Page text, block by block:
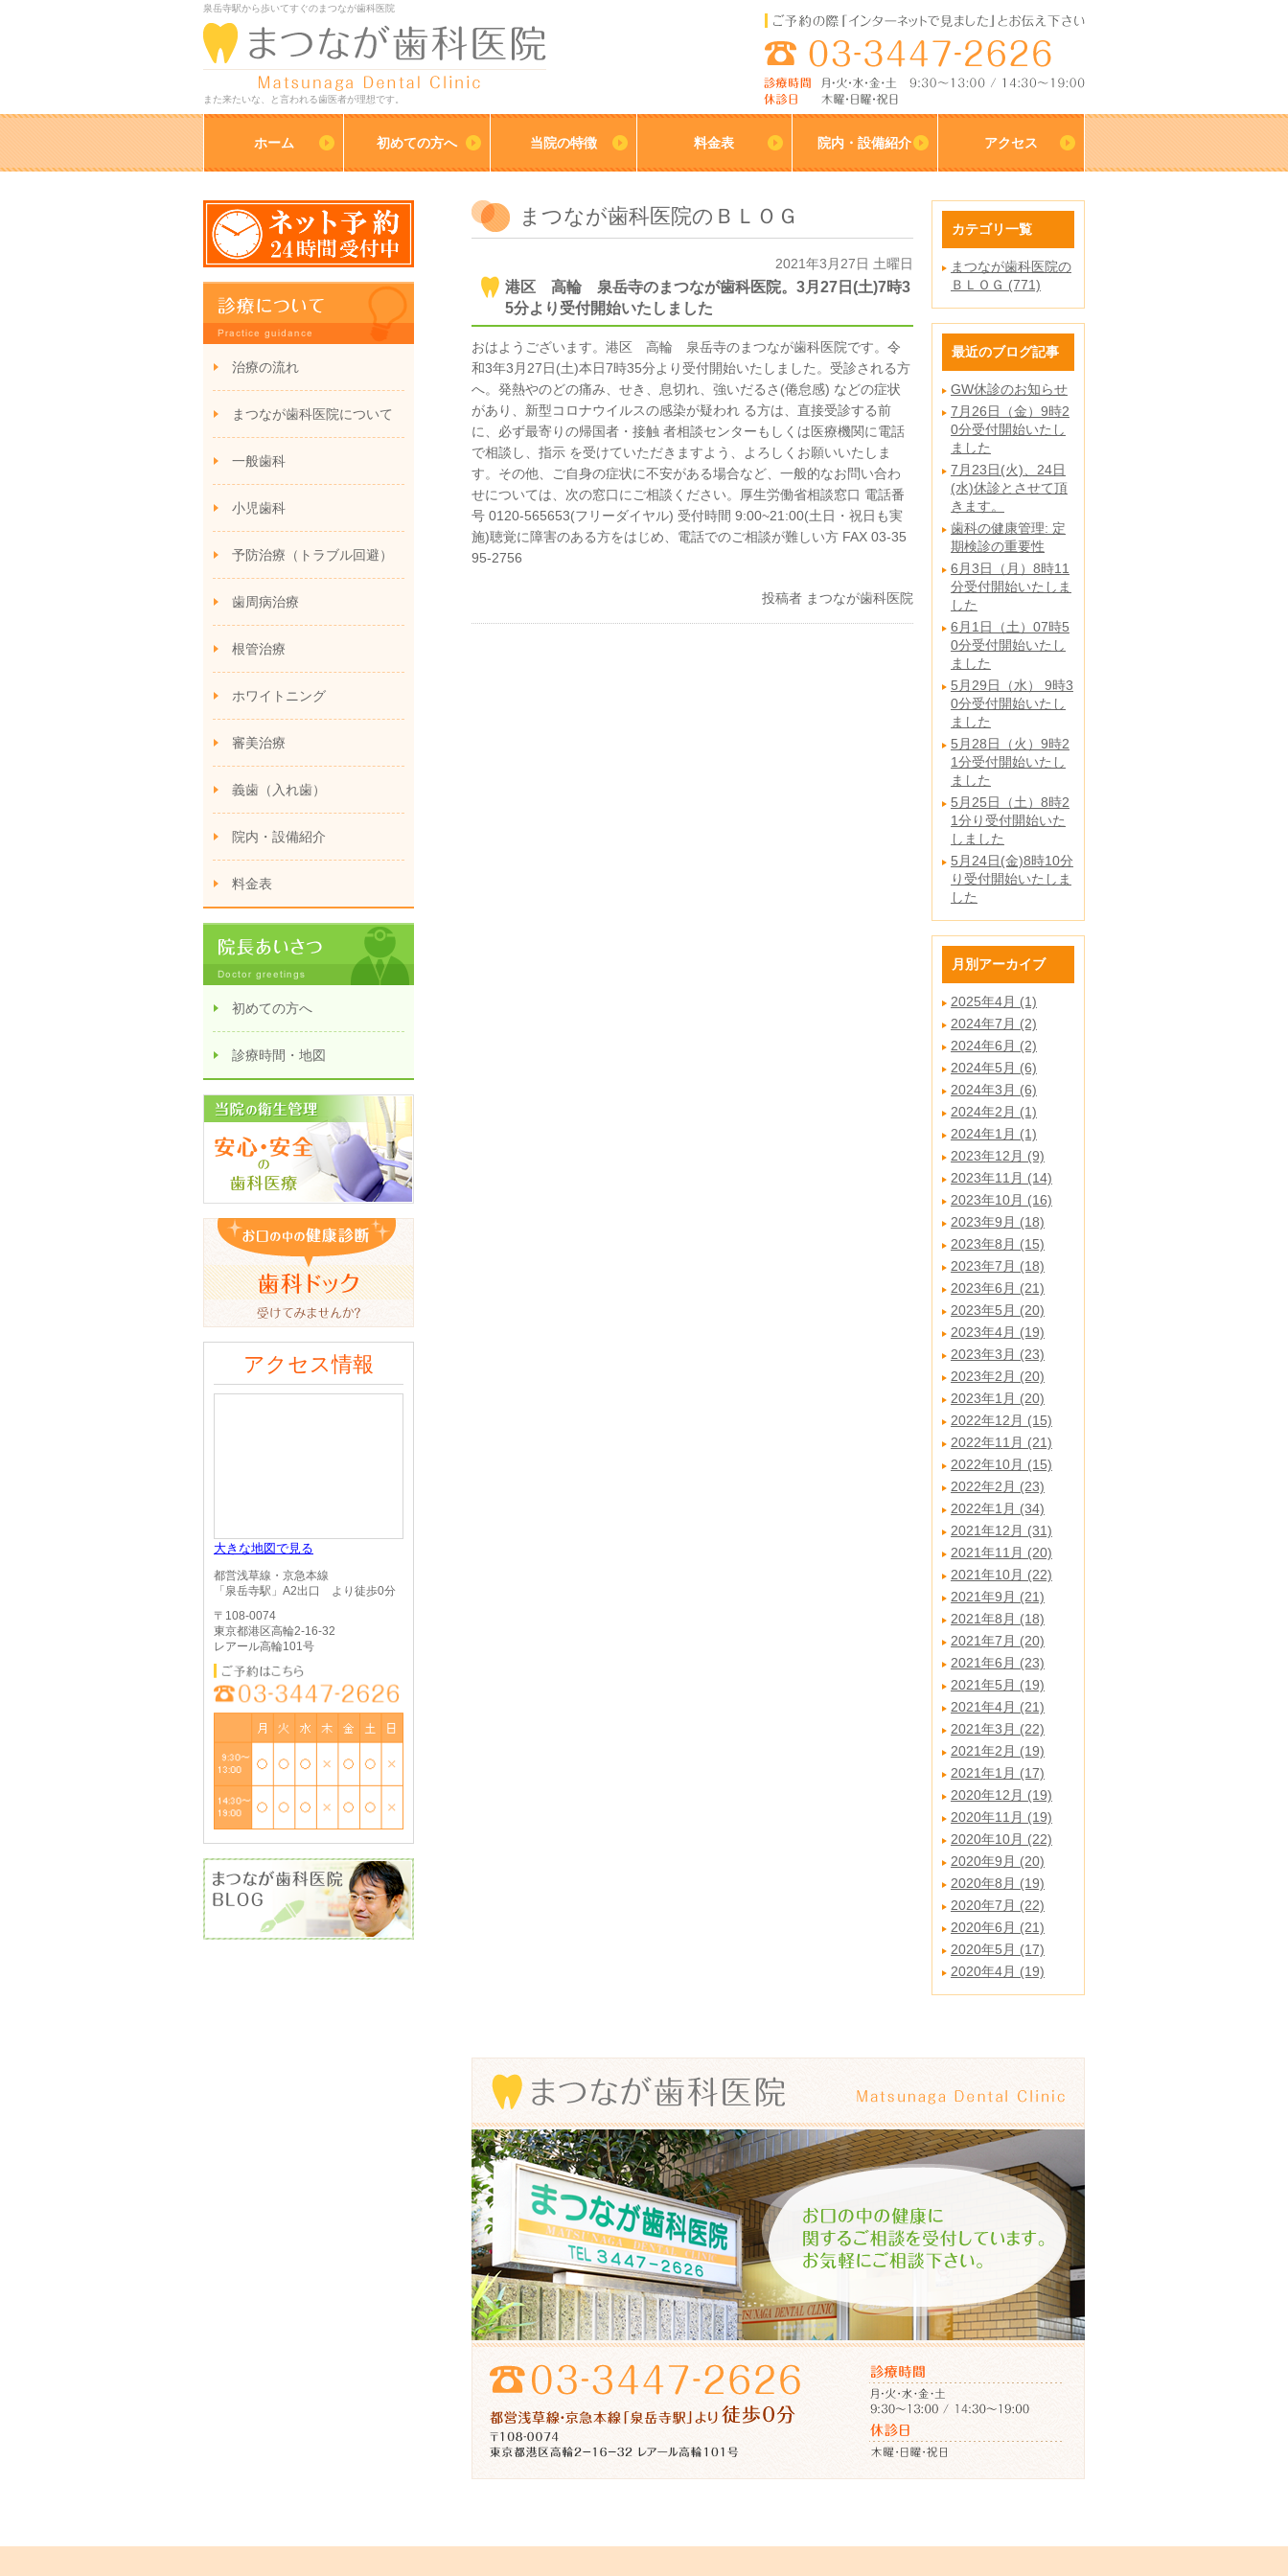
泉岳寺駅から歩いてすぐのまつなが歯科医院
また来たいな、と言われる歯医者が理想です。
ホーム 初めての方へ 当院の特徴 料金表 院内・設備紹介 アクセス
まつなが歯科医院のＢＬＯＧ
2021年3月27日 土曜日
港区 高輪 泉岳寺のまつなが歯科医院。3月27日(土)7時3
5分より受付開始いたしました
おはようございます。港区 高輪 泉岳寺のまつなが歯科医院です。令
和3年3月27日(土)本日7時35分より受付開始いたしました。受診される方
へ。発熱やのどの痛み、せき、息切れ、強いだるさ(倦怠感) などの症状
があり、新型コロナウイルスの感染が疑われ る方は、直接受診する前
に、必ず最寄りの帰国者・接触 者相談センターもしくは医療機関に電話
で相談し、指示 を受けていただきますよう、よろしくお願いいたしま
す。その他、ご自身の症状に不安がある場合など、一般的なお問い合わ
せについては、次の窓口にご相談ください。厚生労働省相談窓口 電話番
号 0120-565653(フリーダイヤル) 受付時間 9:00~21:00(土日・祝日も実
施)聴覚に障害のある方をはじめ、電話でのご相談が難しい方 FAX 03-35
95-2756
投稿者 まつなが歯科医院
カテゴリ一覧
まつなが歯科医院の
ＢＬＯＧ (771)
最近のブログ記事
GW休診のお知らせ
7月26日（金）9時2
0分受付開始いたし
ました
7月23日(火)、24日
(水)休診とさせて頂
きます。
歯科の健康管理: 定
期検診の重要性
6月3日（月）8時11
分受付開始いたしま
した
6月1日（土）07時5
0分受付開始いたし
ました
5月29日（水） 9時3
0分受付開始いたし
ました
5月28日（火）9時2
1分受付開始いたし
ました
5月25日（土）8時2
1分り受付開始いた
しました
5月24日(金)8時10分
り受付開始いたしま
した
月別アーカイブ
2025年4月 (1)
2024年7月 (2)
2024年6月 (2)
2024年5月 (6)
2024年3月 (6)
2024年2月 (1)
2024年1月 (1)
2023年12月 (9)
2023年11月 (14)
2023年10月 (16)
2023年9月 (18)
2023年8月 (15)
2023年7月 (18)
2023年6月 (21)
2023年5月 (20)
2023年4月 (19)
2023年3月 (23)
2023年2月 (20)
2023年1月 (20)
2022年12月 (15)
2022年11月 (21)
2022年10月 (15)
2022年2月 (23)
2022年1月 (34)
2021年12月 (31)
2021年11月 (20)
2021年10月 (22)
2021年9月 (21)
2021年8月 (18)
2021年7月 (20)
2021年6月 (23)
2021年5月 (19)
2021年4月 (21)
2021年3月 (22)
2021年2月 (19)
2021年1月 (17)
2020年12月 (19)
2020年11月 (19)
2020年10月 (22)
2020年9月 (20)
2020年8月 (19)
2020年7月 (22)
2020年6月 (21)
2020年5月 (17)
2020年4月 (19)
治療の流れ
まつなが歯科医院について
一般歯科
小児歯科
予防治療（トラブル回避）
歯周病治療
根管治療
ホワイトニング
審美治療
義歯（入れ歯）
院内・設備紹介
料金表
初めての方へ
診療時間・地図
アクセス情報
大きな地図で見る
都営浅草線・京急本線
「泉岳寺駅」A2出口 より徒歩0分
〒108-0074
東京都港区高輪2-16-32
レアール高輪101号